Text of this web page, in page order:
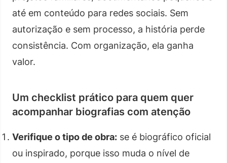
até em conteúdo para redes sociais. Sem
autorização e sem processo, a história perde
consistência. Com organização, ela ganha
valor.
Um checklist prático para quem quer
acompanhar biografias com atenção
Verifique o tipo de obra: se é biográfico oficial
ou inspirado, porque isso muda o nível de